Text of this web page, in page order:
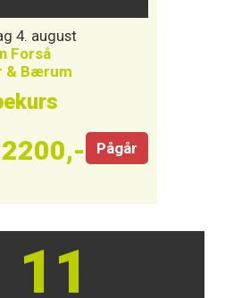
4. august
Forså
& Bærum
Pågår
11